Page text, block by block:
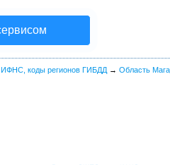
коды регионов ГИБДД → Область